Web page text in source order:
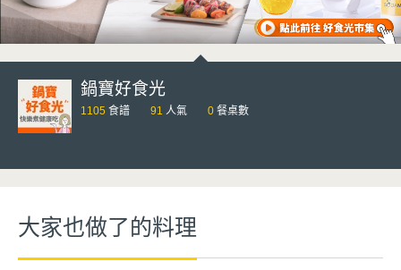
鍋寶好食光
1105 食譜 91 人氣 0 餐桌數
大家也做了的料理